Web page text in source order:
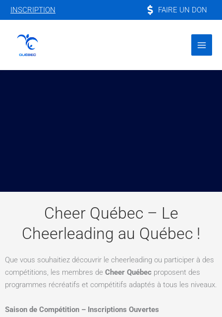
Aller
au
INSCRIPTION FAIRE UN DON
Cheer Québec – Le
Cheerleading au Québec !
Que vous souhaitiez découvrir le cheerleading ou participer à des
compétitions, les membres de Cheer Québec proposent des
programmes récréatifs et compétitifs adaptés à tous les niveaux.
Saison de Compétition – Inscriptions Ouvertes